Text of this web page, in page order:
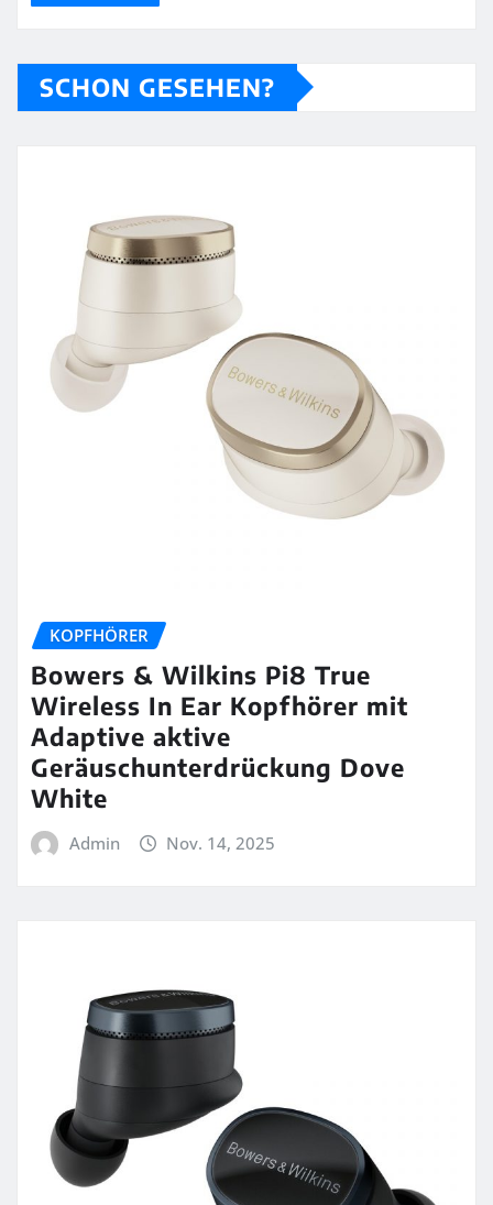
SCHON GESEHEN?
KOPFHÖRER
Bowers & Wilkins Pi8 True
Wireless In Ear Kopfhörer mit
Adaptive aktive
Geräuschunterdrückung Dove
White
Admin Nov. 14, 2025